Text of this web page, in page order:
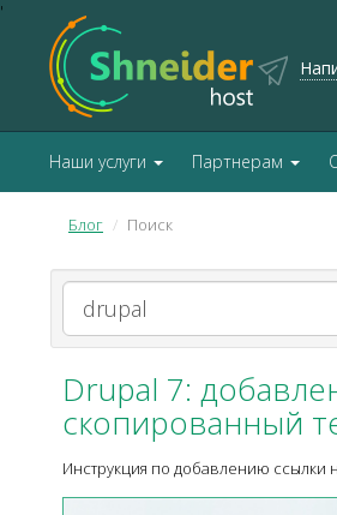
'
Наши услуги Партнерам
Блог Поиск
Drupal 7:
скопированный
Инструкция по добавлению ссылки